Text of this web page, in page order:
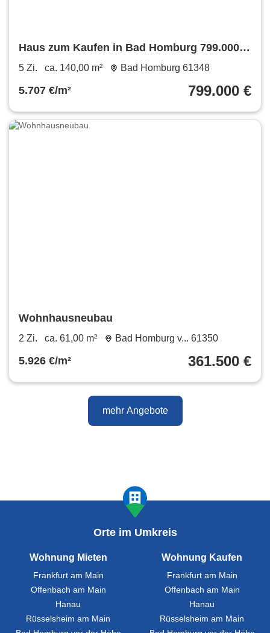
Haus zum Kaufen in Bad Homburg 799.000 €
140 m²
5 Zi. ca. 140,00 m² Bad Homburg 61348
5.707 €/m² 799.000 €
Wohnhausneubau
2 Zi. ca. 61,00 m² Bad Homburg v... 61350
5.926 €/m² 361.500 €
mehr Angebote
Orte im Umkreis
Wohnung Mieten
Frankfurt am Main
Offenbach am Main
Hanau
Rüsselsheim am Main
Wohnung Kaufen
Frankfurt am Main
Offenbach am Main
Hanau
Rüsselsheim am Main